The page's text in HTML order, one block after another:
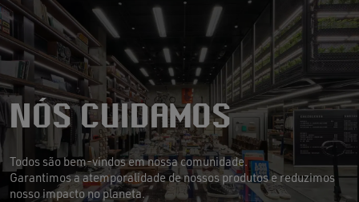
NÓS CUIDAMOS
Todos são bem-vindos em nossa comunidade.
Garantimos a atemporalidade de nossos produtos e reduzimos
nosso impacto no planeta.